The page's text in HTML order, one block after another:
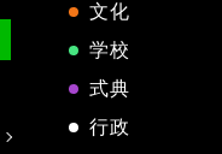
文化
学校
式典
行政